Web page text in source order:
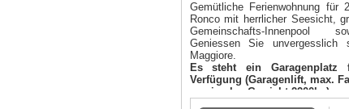
Gemütliche Ferienwohnung
Ronco mit herrlicher Seesicht,
Gemeinschafts-Innenpool
Geniessen Sie
Maggiore.
Es steht ein
Verfügung (Garagenlift, max.
maximales Gewicht 2200kg)